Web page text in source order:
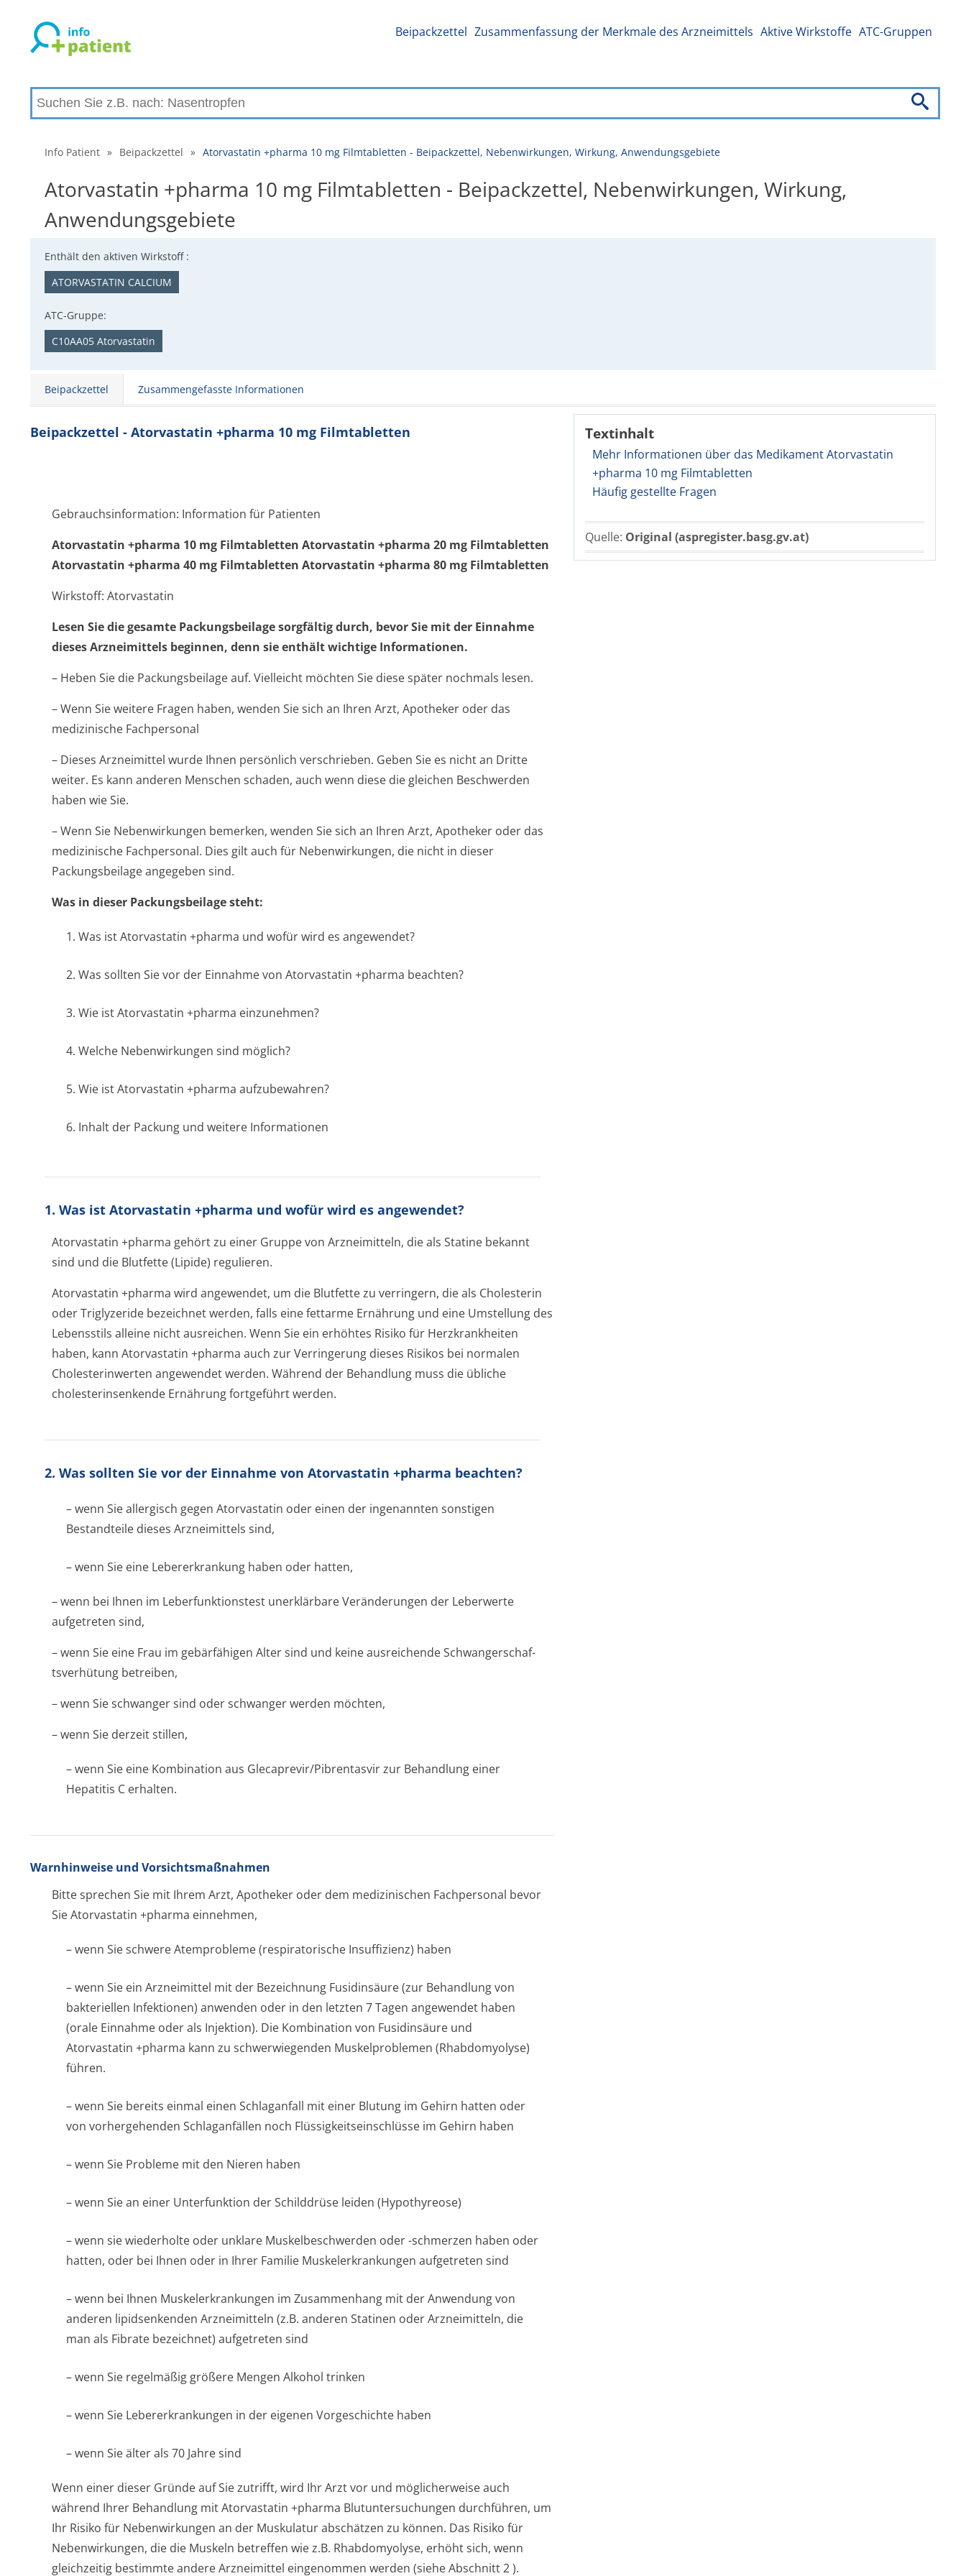
Beipackzettel Zusammenfassung der Merkmale des Arzneimittels Aktive Wirkstoffe ATC-Gruppen
Info Patient » Beipackzettel » Atorvastatin +pharma 10 mg Filmtabletten - Beipackzettel, Nebenwirkungen, Wirkung, Anwendungsgebiete
Atorvastatin +pharma 10 mg Filmtabletten - Beipackzettel, Nebenwirkungen, Wirkung,
Anwendungsgebiete
Enthält den aktiven Wirkstoff :
ATORVASTATIN CALCIUM
ATC-Gruppe:
C10AA05 Atorvastatin
Beipackzettel Zusammengefasste Informationen
Textinhalt
Mehr Informationen über das Medikament Atorvastatin
+pharma 10 mg Filmtabletten
Häufig gestellte Fragen
Quelle: Original (aspregister.basg.gv.at)
Beipackzettel - Atorvastatin +pharma 10 mg Filmtabletten
Gebrauchsinformation: Information für Patienten
Atorvastatin +pharma 10 mg Filmtabletten Atorvastatin +pharma 20 mg Filmtabletten
Atorvastatin +pharma 40 mg Filmtabletten Atorvastatin +pharma 80 mg Filmtabletten
Wirkstoff: Atorvastatin
Lesen Sie die gesamte Packungsbeilage sorgfältig durch, bevor Sie mit der Einnahme
dieses Arzneimittels beginnen, denn sie enthält wichtige Informationen.
– Heben Sie die Packungsbeilage auf. Vielleicht möchten Sie diese später nochmals lesen.
– Wenn Sie weitere Fragen haben, wenden Sie sich an Ihren Arzt, Apotheker oder das
medizinische Fachpersonal
– Dieses Arzneimittel wurde Ihnen persönlich verschrieben. Geben Sie es nicht an Dritte
weiter. Es kann anderen Menschen schaden, auch wenn diese die gleichen Beschwerden
haben wie Sie.
– Wenn Sie Nebenwirkungen bemerken, wenden Sie sich an Ihren Arzt, Apotheker oder das
medizinische Fachpersonal. Dies gilt auch für Nebenwirkungen, die nicht in dieser
Packungsbeilage angegeben sind.
Was in dieser Packungsbeilage steht:
1. Was ist Atorvastatin +pharma und wofür wird es angewendet?
2. Was sollten Sie vor der Einnahme von Atorvastatin +pharma beachten?
3. Wie ist Atorvastatin +pharma einzunehmen?
4. Welche Nebenwirkungen sind möglich?
5. Wie ist Atorvastatin +pharma aufzubewahren?
6. Inhalt der Packung und weitere Informationen
1. Was ist Atorvastatin +pharma und wofür wird es angewendet?
Atorvastatin +pharma gehört zu einer Gruppe von Arzneimitteln, die als Statine bekannt
sind und die Blutfette (Lipide) regulieren.
Atorvastatin +pharma wird angewendet, um die Blutfette zu verringern, die als Cholesterin
oder Triglyzeride bezeichnet werden, falls eine fettarme Ernährung und eine Umstellung des
Lebensstils alleine nicht ausreichen. Wenn Sie ein erhöhtes Risiko für Herzkrankheiten
haben, kann Atorvastatin +pharma auch zur Verringerung dieses Risikos bei normalen
Cholesterinwerten angewendet werden. Während der Behandlung muss die übliche
cholesterinsenkende Ernährung fortgeführt werden.
2. Was sollten Sie vor der Einnahme von Atorvastatin +pharma beachten?
– wenn Sie allergisch gegen Atorvastatin oder einen der ingenannten sonstigen
Bestandteile dieses Arzneimittels sind,
– wenn Sie eine Lebererkrankung haben oder hatten,
– wenn bei Ihnen im Leberfunktionstest unerklärbare Veränderungen der Leberwerte
aufgetreten sind,
– wenn Sie eine Frau im gebärfähigen Alter sind und keine ausreichende Schwangerschaf­
tsverhütung betreiben,
– wenn Sie schwanger sind oder schwanger werden möchten,
– wenn Sie derzeit stillen,
– wenn Sie eine Kombination aus Glecaprevir/Pi­brentasvir zur Behandlung einer
Hepatitis C erhalten.
Warnhinweise und Vorsichtsmaßnahmen
Bitte sprechen Sie mit Ihrem Arzt, Apotheker oder dem medizinischen Fachpersonal bevor
Sie Atorvastatin +pharma einnehmen,
– wenn Sie schwere Atemprobleme (respiratorische Insuffizienz) haben
– wenn Sie ein Arzneimittel mit der Bezeichnung Fusidinsäure (zur Behandlung von
bakteriellen Infektionen) anwenden oder in den letzten 7 Tagen angewendet haben
(orale Einnahme oder als Injektion). Die Kombination von Fusidinsäure und
Atorvastatin +pharma kann zu schwerwiegenden Muskelproblemen (Rhabdomyolyse)
führen.
– wenn Sie bereits einmal einen Schlaganfall mit einer Blutung im Gehirn hatten oder
von vorhergehenden Schlaganfällen noch Flüssigkeitse­inschlüsse im Gehirn haben
– wenn Sie Probleme mit den Nieren haben
– wenn Sie an einer Unterfunktion der Schilddrüse leiden (Hypothyreose)
– wenn sie wiederholte oder unklare Muskelbeschwerden oder -schmerzen haben oder
hatten, oder bei Ihnen oder in Ihrer Familie Muskelerkrankungen aufgetreten sind
– wenn bei Ihnen Muskelerkrankungen im Zusammenhang mit der Anwendung von
anderen lipidsenkenden Arzneimitteln (z.B. anderen Statinen oder Arzneimitteln, die
man als Fibrate bezeichnet) aufgetreten sind
– wenn Sie regelmäßig größere Mengen Alkohol trinken
– wenn Sie Lebererkrankungen in der eigenen Vorgeschichte haben
– wenn Sie älter als 70 Jahre sind
Wenn einer dieser Gründe auf Sie zutrifft, wird Ihr Arzt vor und möglicherweise auch
während Ihrer Behandlung mit Atorvastatin +pharma Blutuntersuchungen durchführen, um
Ihr Risiko für Nebenwirkungen an der Muskulatur abschätzen zu können. Das Risiko für
Nebenwirkungen, die die Muskeln betreffen wie z.B. Rhabdomyolyse, erhöht sich, wenn
gleichzeitig bestimmte andere Arzneimittel eingenommen werden (siehe Abschnitt 2).